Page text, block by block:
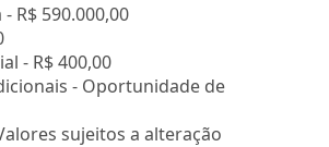
- R$ 590.000,00
- R$ 400,00
- Oportunidade de
sujeitos a alteração